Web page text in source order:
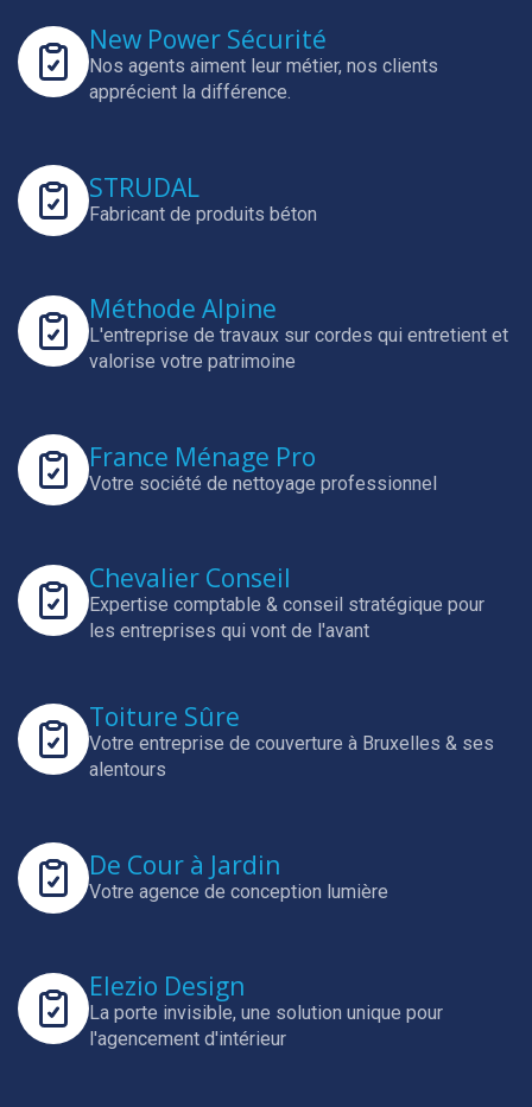
New Power Sécurité
Nos agents aiment leur métier, nos clients
apprécient la différence.
STRUDAL
Fabricant de produits béton
Méthode Alpine
L'entreprise de travaux sur cordes qui entretient et
valorise votre patrimoine
France Ménage Pro
Votre société de nettoyage professionnel
Chevalier Conseil
Expertise comptable & conseil stratégique pour
les entreprises qui vont de l'avant
Toiture Sûre
Votre entreprise de couverture à Bruxelles & ses
alentours
De Cour à Jardin
Votre agence de conception lumière
Elezio Design
La porte invisible, une solution unique pour
l'agencement d'intérieur